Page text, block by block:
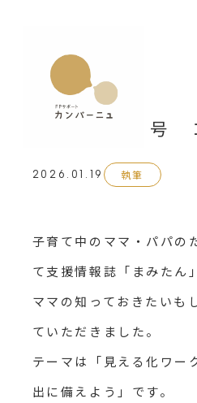
まみたん2月号
2026.01.19 執筆
子育て中のママ・パパの
て支援情報誌「まみたん
ママの知っておきたいも
ていただきました。
テーマは「見える化ワー
出に備えよう」です。